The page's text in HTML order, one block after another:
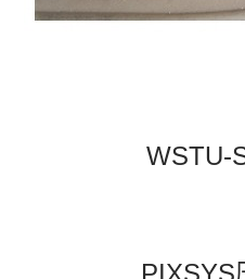
WSTU-
PIXSYS